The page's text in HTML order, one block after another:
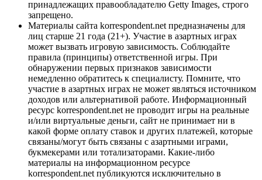
принадлежащих правообладателю Getty Images, строго
запрещено.
Материалы сайта korrespondent.net предназначены для
лиц старше 21 года (21+). Участие в азартных играх
может вызвать игровую зависимость. Соблюдайте
правила (принципы) ответственной игры. При
обнаружении первых признаков зависимости
немедленно обратитесь к специалисту. Помните, что
участие в азартных играх не может являться источником
доходов или альтернативой работе. Информационный
ресурс korrespondent.net не проводит игры на реальные
и/или виртуальные деньги, сайт не принимает ни в
какой форме оплату ставок и других платежей, которые
связаны/могут быть связаны с азартными играми,
букмекерами или тотализаторами. Какие-либо
материалы на информационном ресурсе
korrespondent.net публикуются исключительно в